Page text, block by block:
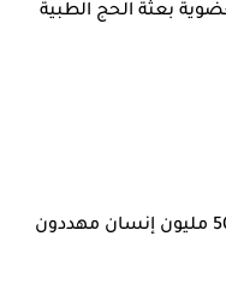
بعثة الحج الطبية
وزير الصحة يدق ناقوس الخطر: 50 مليون إنسان مهددون